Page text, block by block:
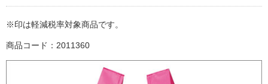
※印は軽減税率対象商品です。
商品コード：2011360